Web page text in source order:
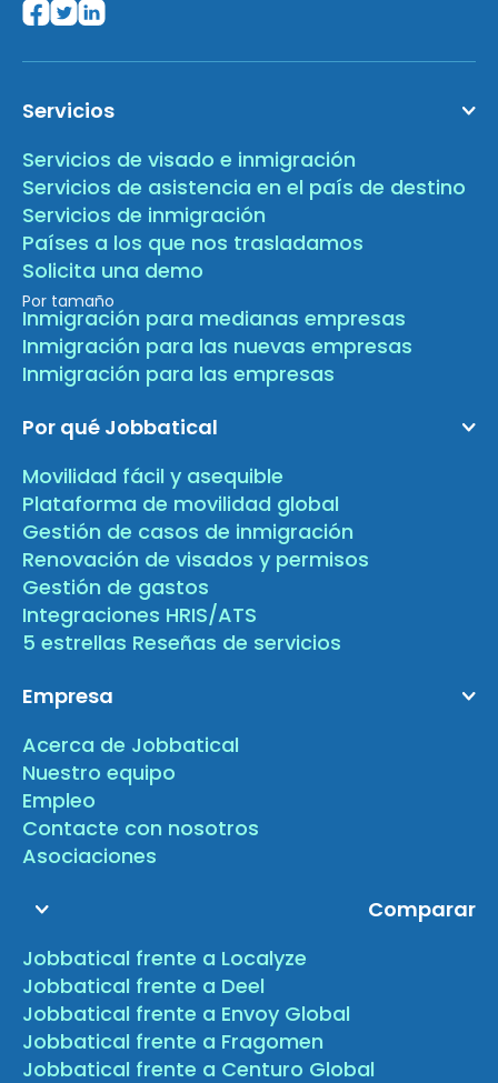
Servicios
Servicios de visado e inmigración
Servicios de asistencia en el país de destino
Servicios de inmigración
Países a los que nos trasladamos
Solicita una demo
Por tamaño
Inmigración para medianas empresas
Inmigración para las nuevas empresas
Inmigración para las empresas
Por qué Jobbatical
Movilidad fácil y asequible
Plataforma de movilidad global
Gestión de casos de inmigración
Renovación de visados y permisos
Gestión de gastos
Integraciones HRIS/ATS
5 estrellas Reseñas de servicios
Empresa
Acerca de Jobbatical
Nuestro equipo
Empleo
Contacte con nosotros
Asociaciones
Comparar
Jobbatical frente a Localyze
Jobbatical frente a Deel
Jobbatical frente a Envoy Global
Jobbatical frente a Fragomen
Jobbatical frente a Centuro Global